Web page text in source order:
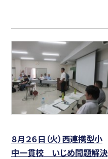
８月２６日（火）西連携型小
中一貫校 いじめ問題解決